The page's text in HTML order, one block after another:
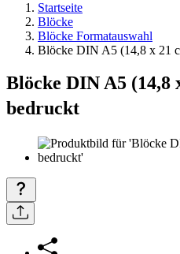
Startseite
Blöcke
Blöcke Formatauswahl
Blöcke DIN A5 (14,8 x 21
Blöcke DIN A5 (14,8
bedruckt